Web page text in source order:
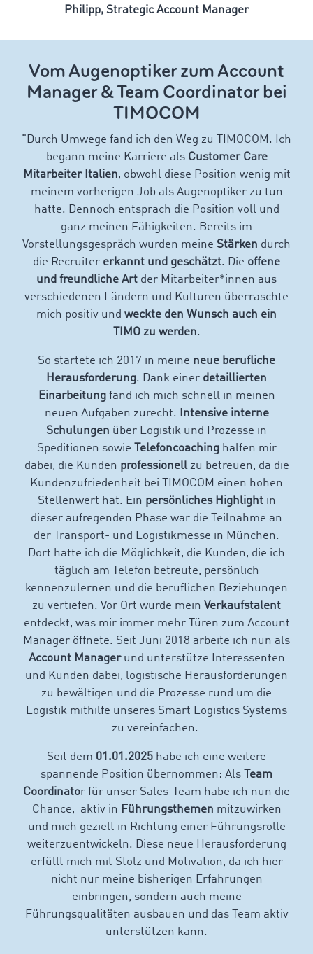
Philipp, Strategic Account Manager
Vom Augenoptiker zum Account
Manager & Team Coordinator bei
TIMOCOM
"Durch Umwege fand ich den Weg zu TIMOCOM. Ich
begann meine Karriere als Customer Care
Mitarbeiter Italien, obwohl diese Position wenig mit
meinem vorherigen Job als Augenoptiker zu tun
hatte. Dennoch entsprach die Position voll und
ganz meinen Fähigkeiten. Bereits im
Vorstellungsgespräch wurden meine Stärken durch
die Recruiter erkannt und geschätzt. Die offene
und freundliche Art der Mitarbeiter*innen aus
verschiedenen Ländern und Kulturen überraschte
mich positiv und weckte den Wunsch auch ein
TIMO zu werden.
So startete ich 2017 in meine neue berufliche
Herausforderung. Dank einer detaillierten
Einarbeitungfand ich mich schnell in meinen
neuen Aufgaben zurecht. Intensive interne
Schulungen über Logistik und Prozesse in
Speditionen sowie Telefoncoachinghalfen mir
dabei, die Kunden professionellzu betreuen, da die
Kundenzufriedenheit bei TIMOCOM einen hohen
Stellenwert hat. Ein persönliches Highlightin
dieser aufregenden Phase war die Teilnahme an
der Transport- und Logistikmesse in München.
Dort hatte ich die Möglichkeit, die Kunden, die ich
täglich am Telefon betreute, persönlich
kennenzulernen und die beruflichen Beziehungen
zu vertiefen. Vor Ort wurde mein Verkaufstalent
entdeckt, was mir immer mehr Türen zum Account
Manager öffnete. Seit Juni 2018 arbeite ich nun als
Account Manager und unterstütze Interessenten
und Kunden dabei, logistische Herausforderungen
zu bewältigen und die Prozesse rund um die
Logistik mithilfe unseres Smart Logistics Systems
zu vereinfachen.
Seit dem 01.01.2025 habe ich eine weitere
spannende Position übernommen: Als Team
Coordinator für unser Sales-Team habe ich nun die
Chance, aktiv in Führungsthemen mitzuwirken
und mich gezielt in Richtung einer Führungsrolle
weiterzuentwickeln. Diese neue Herausforderung
erfüllt mich mit Stolz und Motivation, da ich hier
nicht nur meine bisherigen Erfahrungen
einbringen, sondern auch meine
Führungsqualitäten ausbauen und das Team aktiv
unterstützen kann.